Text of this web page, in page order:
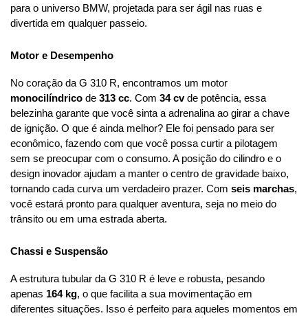
para o universo BMW, projetada para ser ágil nas ruas e
divertida em qualquer passeio.
Motor e Desempenho
monocilíndrico de 313 cc. Com 34 cv de potência, essa
belezinha garante que você sinta a adrenalina ao girar a chave
de ignição. O que é ainda melhor? Ele foi pensado para ser
econômico, fazendo com que você possa curtir a pilotagem
sem se preocupar com o consumo. A posição do cilindro e o
design inovador ajudam a manter o centro de gravidade baixo,
tornando cada curva um verdadeiro prazer. Com seis marchas,
você estará pronto para qualquer aventura, seja no meio do
trânsito ou em uma estrada aberta.
Chassi e Suspensão
A estrutura tubular da G 310 R é leve e robusta, pesando
apenas 164 kg, o que facilita a sua movimentação em
diferentes situações. Isso é perfeito para aqueles momentos em